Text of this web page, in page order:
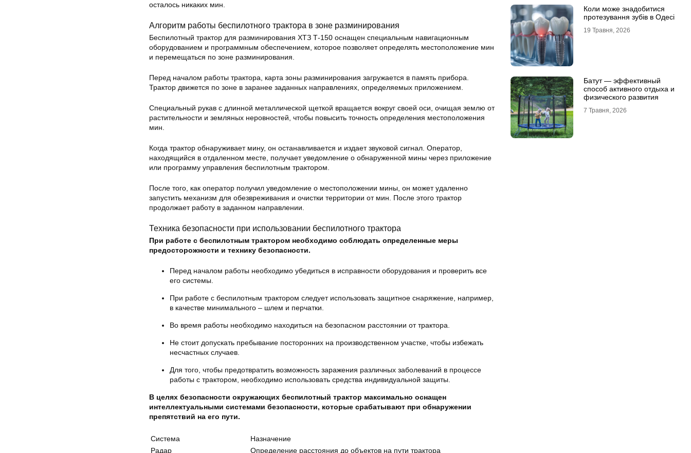
осталось никаких мин.
Алгоритм работы беспилотного трактора в зоне разминирования
Беспилотный трактор для разминирования ХТЗ Т-150 оснащен специальным навигационным
оборудованием и программным обеспечением, которое позволяет определять местоположение мин
и перемещаться по зоне разминирования.
Перед началом работы трактора, карта зоны разминирования загружается в память прибора.
Трактор движется по зоне в заранее заданных направлениях, определяемых приложением.
Специальный рукав с длинной металлической щеткой вращается вокруг своей оси, очищая землю от
растительности и земляных неровностей, чтобы повысить точность определения местоположения
мин.
Когда трактор обнаруживает мину, он останавливается и издает звуковой сигнал. Оператор,
находящийся в отдаленном месте, получает уведомление о обнаруженной мины через приложение
или программу управления беспилотным трактором.
После того, как оператор получил уведомление о местоположении мины, он может удаленно
запустить механизм для обезвреживания и очистки территории от мин. После этого трактор
продолжает работу в заданном направлении.
Техника безопасности при использовании беспилотного трактора
При работе с беспилотным трактором необходимо соблюдать определенные меры
предосторожности и технику безопасности.
Перед началом работы необходимо убедиться в исправности оборудования и проверить все
его системы.
При работе с беспилотным трактором следует использовать защитное снаряжение, например,
в качестве минимального – шлем и перчатки.
Во время работы необходимо находиться на безопасном расстоянии от трактора.
Не стоит допускать пребывание посторонних на производственном участке, чтобы избежать
несчастных случаев.
Для того, чтобы предотвратить возможность заражения различных заболеваний в процессе
работы с трактором, необходимо использовать средства индивидуальной защиты.
В целях безопасности окружающих беспилотный трактор максимально оснащен
интеллектуальными системами безопасности, которые срабатывают при обнаружении
препятствий на его пути.
Система
Назначение
Радар
Определение расстояния до объектов на пути трактора
Коли може знадобитися
протезування зубів в Одесі
19 Травня, 2026
Батут — эффективный
способ активного отдыха и
физического развития
7 Травня, 2026